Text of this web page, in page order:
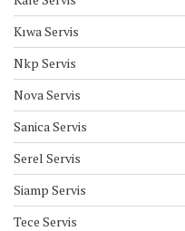
Kıwa Servis
Nkp Servis
Nova Servis
Sanica Servis
Serel Servis
Siamp Servis
Tece Servis